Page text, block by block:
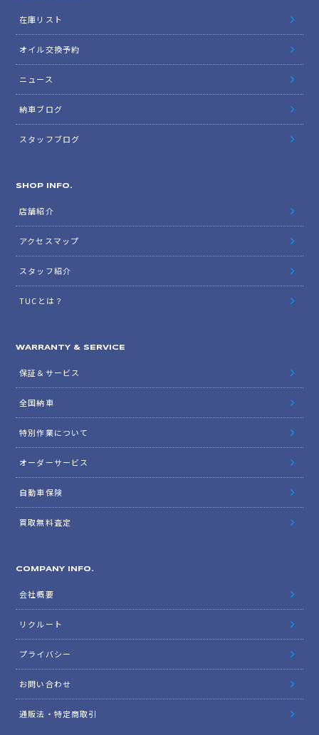
在庫リスト
オイル交換予約
ニュース
納車ブログ
スタッフブログ
SHOP INFO.
店舗紹介
アクセスマップ
スタッフ紹介
TUCとは？
WARRANTY & SERVICE
保証＆サービス
全国納車
特別作業について
オーダーサービス
自動車保険
買取無料査定
COMPANY INFO.
会社概要
リクルート
プライバシー
お問い合わせ
通販法・特定商取引